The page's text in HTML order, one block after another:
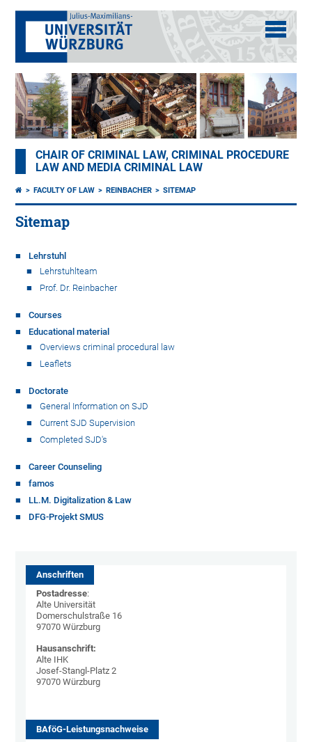
CHAIR OF CRIMINAL LAW, CRIMINAL PROCEDURE
LAW AND MEDIA CRIMINAL LAW
FACULTY OF LAW REINBACHER SITEMAP
Sitemap
Lehrstuhl
Lehrstuhlteam
Prof. Dr. Reinbacher
Courses
Educational material
Overviews criminal procedural law
Leaflets
Doctorate
General Information on SJD
Current SJD Supervision
Completed SJD's
Career Counseling
famos
LL.M. Digitalization & Law
DFG-Projekt SMUS
Anschriften
Postadresse:
Alte Universität
Domerschulstraße 16
97070 Würzburg
Hausanschrift:
Alte IHK
Josef-Stangl-Platz 2
97070 Würzburg
BAföG-Leistungsnachweise